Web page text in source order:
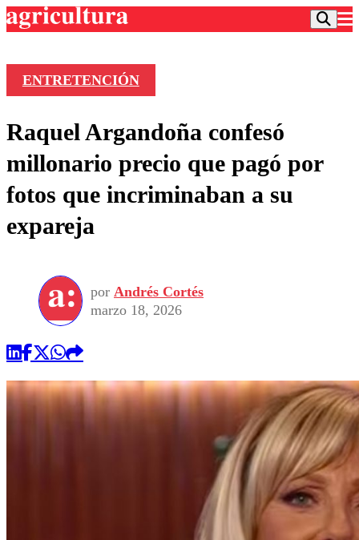
Frecuencias
Agricultura TV
Deportes
Colo Colo
Motor
Torneo Internacional
Torneo Nacional
Entretención
Internacional
Nacional
Vida Social
Programas
Comercial
ENTRETENCIÓN
Raquel Argandoña confesó
millonario precio que pagó por
fotos que incriminaban a su
expareja
por Andrés Cortés
marzo 18, 2026